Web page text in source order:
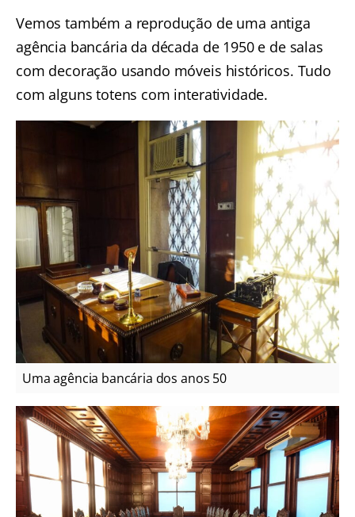
Vemos também a reprodução de uma antiga
agência bancária da década de 1950 e de salas
com decoração usando móveis históricos. Tudo
com alguns totens com interatividade.
Uma agência bancária dos anos 50